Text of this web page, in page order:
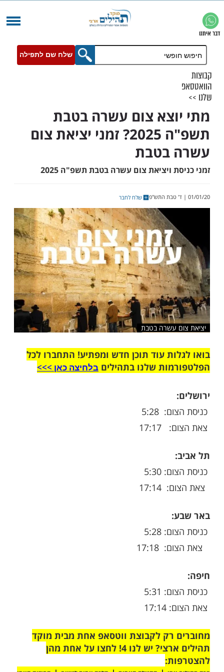
שלח שם לתפילה
צום עשרה בטבת
תשפ"ה 2025? זמני יציאת צום
בטבת
ויציאת צום עשרה בטבת תשפ"ה 2025
שלח לחבר
עשרה בטבת
שלנו בתהילים
5:28
5:30
שבע:
5:28